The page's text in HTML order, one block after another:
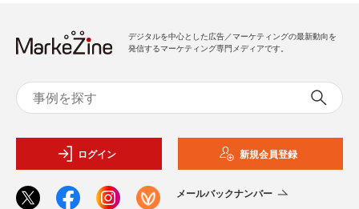
デジタルを中心とした広告／マーケティングの最新動向を
発信するマーケティング専門メディアです。
ログイン 新規会員登録
メールバックナンバー